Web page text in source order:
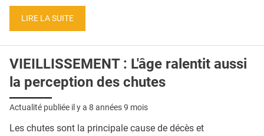
LIRE LA SUITE
VIEILLISSEMENT : L'âge ralentit aussi
la perception des chutes
Actualité publiée il y a 8 années 9 mois
Les chutes sont la principale cause de décès et